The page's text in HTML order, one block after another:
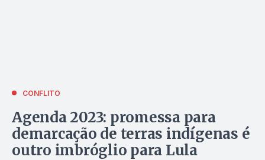
CONFLITO
Agenda 2023: promessa para
demarcação de terras indígenas é
outro imbróglio para Lula